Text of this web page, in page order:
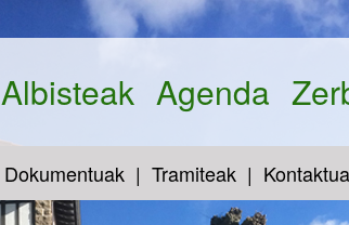
Albisteak Agenda
Dokumentuak Tramiteak